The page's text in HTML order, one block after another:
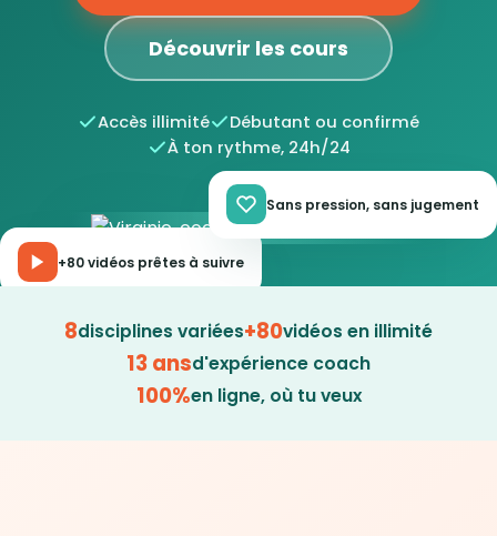
Découvrir les cours
Accès illimité
Débutant ou confirmé
À ton rythme, 24h/24
+80 vidéos prêtes à suivre
Sans pression, sans jugement
8disciplines variées+80vidéos en illimité
13 ansd'expérience coach
100%en ligne, où tu veux